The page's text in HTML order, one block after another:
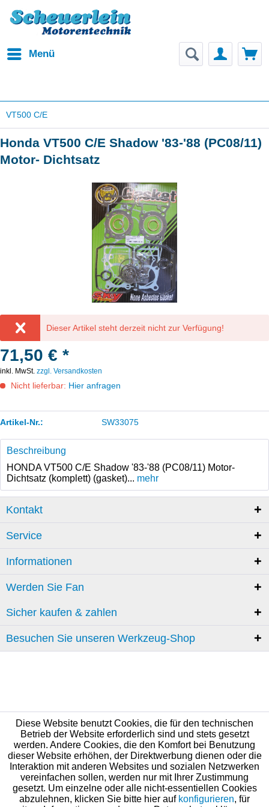
Menü
VT500 C/E
Honda VT500 C/E Shadow '83-'88 (PC08/11)
Motor- Dichtsatz
Dieser Artikel steht derzeit nicht zur Verfügung!
71,50 € *
inkl. MwSt. zzgl. Versandkosten
Nicht lieferbar: Hier anfragen
Artikel-Nr.: SW33075
Beschreibung
HONDA VT500 C/E Shadow '83-'88 (PC08/11) Motor-
Dichtsatz (komplett) (gasket)... mehr
Kontakt
Service
Informationen
Werden Sie Fan
Sicher kaufen & zahlen
Besuchen Sie unseren Werkzeug-Shop
Diese Website benutzt Cookies, die für den technischen
Betrieb der Website erforderlich sind und stets gesetzt
werden. Andere Cookies, die den Komfort bei Benutzung
dieser Website erhöhen, der Direktwerbung dienen oder die
Interaktion mit anderen Websites und sozialen Netzwerken
vereinfachen sollen, werden nur mit Ihrer Zustimmung
gesetzt. Um einzelne oder alle nicht-essentiellen Cookies
abzulehnen, klicken Sie bitte hier auf konfigurieren, für